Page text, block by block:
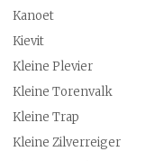
Kanoet
Kievit
Kleine Plevier
Kleine Torenvalk
Kleine Trap
Kleine Zilverreiger